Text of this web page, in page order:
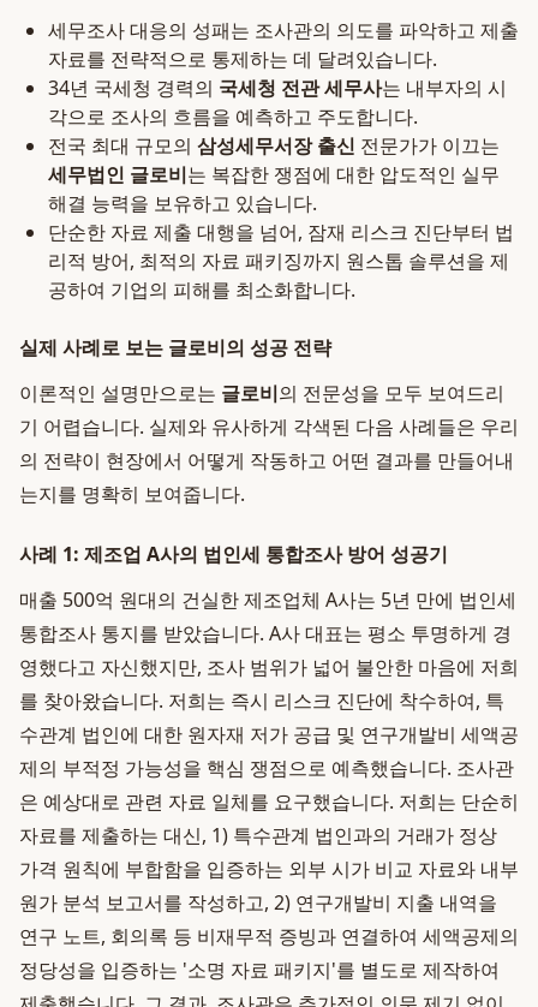
세무조사 대응의 성패는 조사관의 의도를 파악하고 제출
자료를 전략적으로 통제하는 데 달려있습니다.
34년 국세청 경력의 국세청 전관 세무사는 내부자의 시
각으로 조사의 흐름을 예측하고 주도합니다.
전국 최대 규모의 삼성세무서장 출신 전문가가 이끄는
세무법인 글로비는 복잡한 쟁점에 대한 압도적인 실무
해결 능력을 보유하고 있습니다.
단순한 자료 제출 대행을 넘어, 잠재 리스크 진단부터 법
리적 방어, 최적의 자료 패키징까지 원스톱 솔루션을 제
공하여 기업의 피해를 최소화합니다.
실제 사례로 보는 글로비의 성공 전략
이론적인 설명만으로는 글로비의 전문성을 모두 보여드리
기 어렵습니다. 실제와 유사하게 각색된 다음 사례들은 우리
의 전략이 현장에서 어떻게 작동하고 어떤 결과를 만들어내
는지를 명확히 보여줍니다.
사례 1: 제조업 A사의 법인세 통합조사 방어 성공기
매출 500억 원대의 건실한 제조업체 A사는 5년 만에 법인세
통합조사 통지를 받았습니다. A사 대표는 평소 투명하게 경
영했다고 자신했지만, 조사 범위가 넓어 불안한 마음에 저희
를 찾아왔습니다. 저희는 즉시 리스크 진단에 착수하여, 특
수관계 법인에 대한 원자재 저가 공급 및 연구개발비 세액공
제의 부적정 가능성을 핵심 쟁점으로 예측했습니다. 조사관
은 예상대로 관련 자료 일체를 요구했습니다. 저희는 단순히
자료를 제출하는 대신, 1) 특수관계 법인과의 거래가 정상
가격 원칙에 부합함을 입증하는 외부 시가 비교 자료와 내부
원가 분석 보고서를 작성하고, 2) 연구개발비 지출 내역을
연구 노트, 회의록 등 비재무적 증빙과 연결하여 세액공제의
정당성을 입증하는 '소명 자료 패키지'를 별도로 제작하여